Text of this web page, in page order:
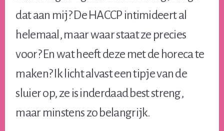
dat aan mij? De HACCP intimideert al
helemaal, maar waar staat ze precies
voor? En wat heeft deze met de horeca te
maken? Ik licht alvast een tipje van de
sluier op, ze is inderdaad best streng,
maar minstens zo belangrijk.